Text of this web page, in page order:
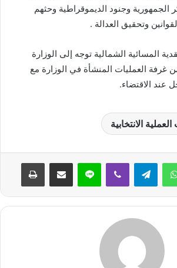
وجنود الديموقراطية وحثهم
وتحقيق العدالة .
المسائية الشمالية توجه إلى الوزارة
غرفة العمليات المنشأة في الوزارة مع
عند الاقتضاء.
الانتخابية
واتساب تيلقرام ڤايبر لاين مشاركة عبر البريد طباعة